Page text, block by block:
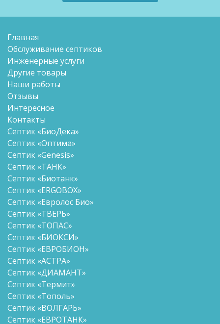
Главная
Обслуживание септиков
Инженерные услуги
Другие товары
Наши работы
Отзывы
Интересное
Контакты
Септик «БиоДека»
Септик «Оптима»
Септик «Genesis»
Септик «ТАНК»
Септик «Биотанк»
Септик «ERGOBOX»
Септик «Евролос Био»
Септик «ТВЕРЬ»
Септик «ТОПАС»
Септик «БИОКСИ»
Септик «ЕВРОБИОН»
Септик «АСТРА»
Септик «ДИАМАНТ»
Септик «Термит»
Септик «Тополь»
Септик «ВОЛГАРЬ»
Септик «ЕВРОТАНК»